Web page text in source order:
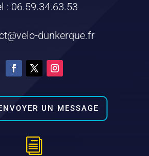
: 06.59.34.63.53
dunkerque.fr
UN MESSAGE
i